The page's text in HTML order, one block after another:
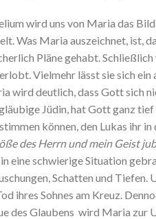
wird uns von Maria das
Was Maria auszeichnet, ist,
Pläne gehabt.
Vielmehr lässt sie sich ein
wird deutlich, dass Gott sich
Jüdin, hat Gott ganz
können, den Lukas ihr
des Herrn und mein Geist
eine schwierige Situation
Schatten und
ihres Sohnes am Kreuz.
des Glaubens wird Maria zur